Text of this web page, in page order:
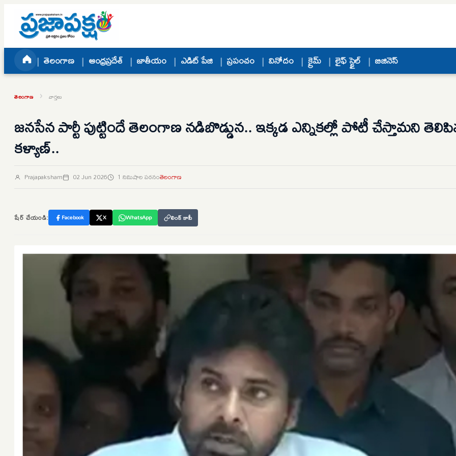
Skip to content
తెలంగాణ ఆంధ్రప్రదేశ్ జాతీయం ఎడిట్ పేజి ప్రపంచం వినోదం క్రైమ్ లైఫ్ స్టైల్ బిజినెస్
తెలంగాణ › వార్తలు
జనసేన పార్టీ పుట్టిందే తెలంగాణ నడిబొడ్డున.. ఇక్కడ ఎన్నికల్లో పోటీ చేస్తామని
కళ్యాణ్..
Prajapaksham 02 Jun 2026 1 నిమిషాల పఠనంతెలంగాణ
షేర్ చేయండి: Facebook X WhatsApp లింక్ కాపీ